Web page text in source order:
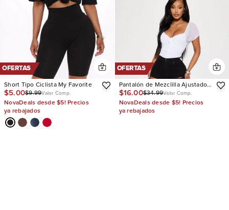
OFERTAS
Short Tipo Ciclista My Favorite
$5.00$9.99Valor Comp.
NovaDeals desde $5! Precios
ya rebajados
OFERTAS
Pantalón de Mezclilla Ajustado
Tiro Alto Con Stretch Decker
Ripped
$16.00$34.99Valor Comp.
NovaDeals desde $5! Precios
ya rebajados